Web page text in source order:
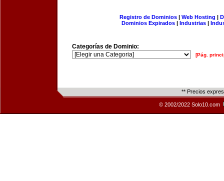
Registro de Dominios| Web Hosting |
Dominios Expirados | Industrias |
Categorías de Dominio:
[Pág.
** Precios
© 2002/2022 Solo10.com